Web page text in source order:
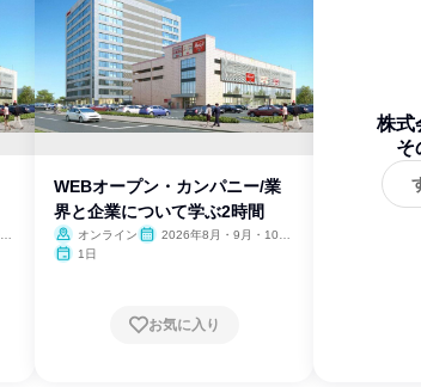
WEBオープン・カンパニー/業
界と企業について学ぶ2時間
オンライン
2026年8月・9月・10
1日
お気に入り
株式
そ